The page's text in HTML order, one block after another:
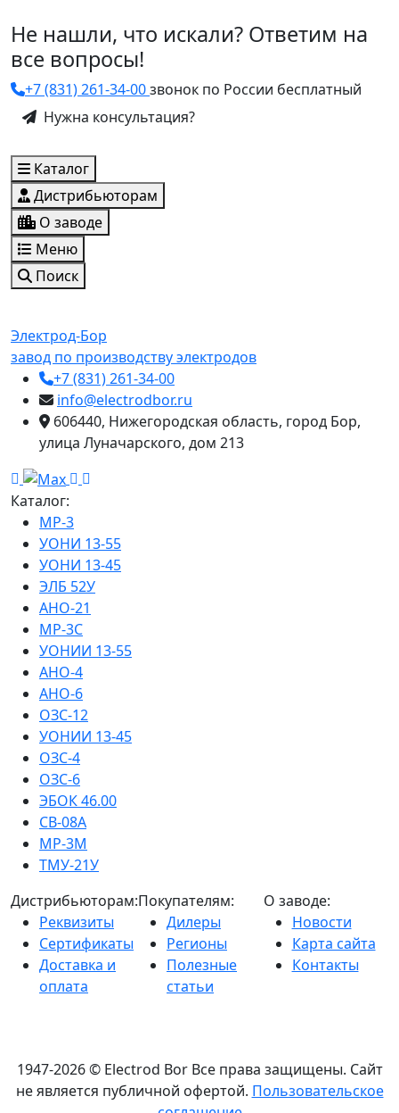
Не нашли, что искали? Ответим на
все вопросы!
+7 (831) 261-34-00звонок по России бесплатный
Нужна консультация?
Каталог
Дистрибьюторам
О заводе
Меню
Поиск
Электрод-Бор
завод по производству электродов
+7 (831) 261-34-00
info@electrodbor.ru
606440, Нижегородская область, город Бор,
улица Луначарского, дом 213
Каталог:
МР-3
УОНИ 13-55
УОНИ 13-45
ЭЛБ 52У
АНО-21
МР-3С
УОНИИ 13-55
АНО-4
АНО-6
ОЗС-12
УОНИИ 13-45
ОЗС-4
ОЗС-6
ЭБОК 46.00
СВ-08А
МР-3М
ТМУ-21У
Дистрибьюторам:
Реквизиты
Сертификаты
Доставка и
оплата
Покупателям:
Дилеры
Регионы
Полезные
статьи
О заводе:
Новости
Карта сайта
Контакты
1947-2026 © Electrod Bor Все права защищены. Сайт
не является публичной офертой. Пользовательское